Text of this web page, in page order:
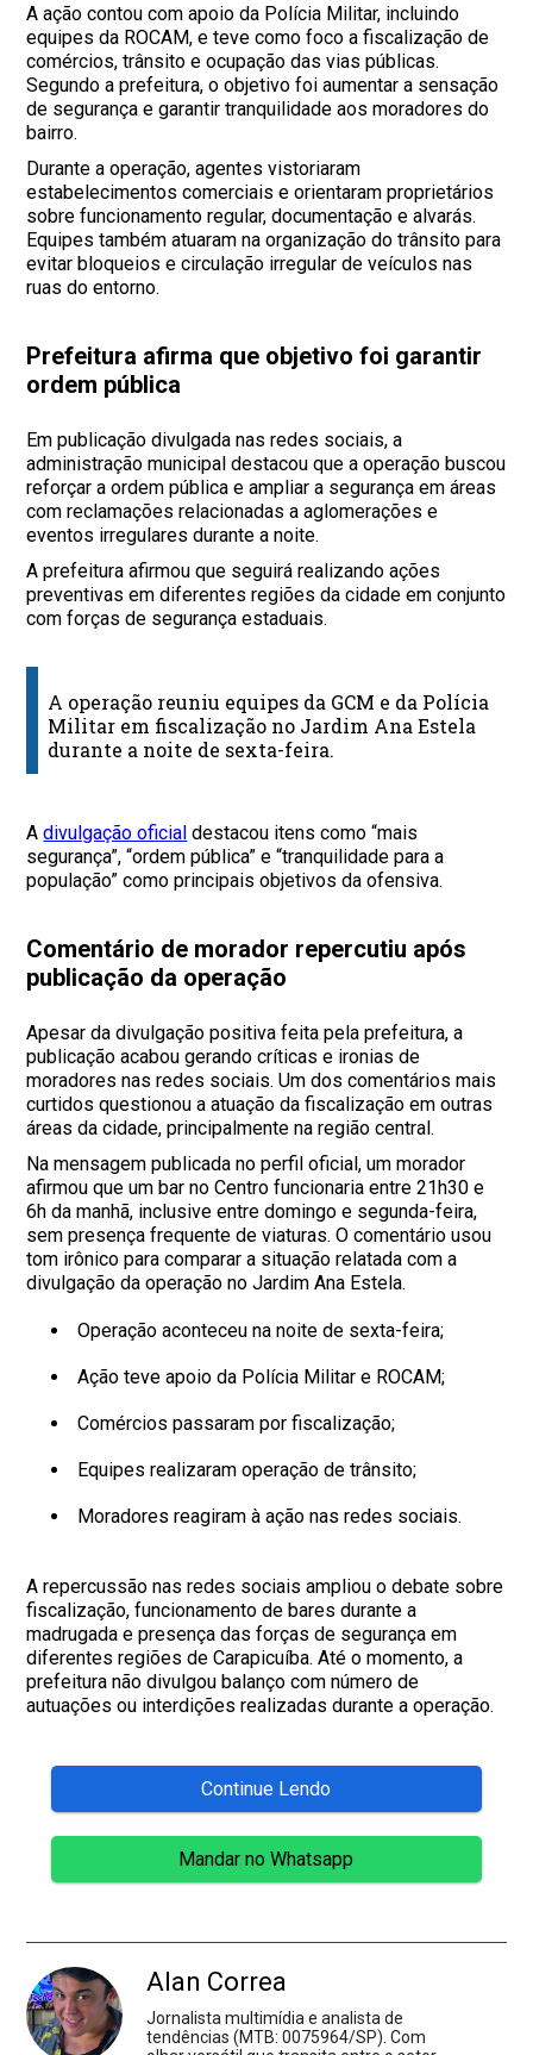
A ação contou com apoio da Polícia Militar, incluindo
equipes da ROCAM, e teve como foco a fiscalização de
comércios, trânsito e ocupação das vias públicas.
Segundo a prefeitura, o objetivo foi aumentar a sensação
de segurança e garantir tranquilidade aos moradores do
bairro.
Durante a operação, agentes vistoriaram
estabelecimentos comerciais e orientaram proprietários
sobre funcionamento regular, documentação e alvarás.
Equipes também atuaram na organização do trânsito para
evitar bloqueios e circulação irregular de veículos nas
ruas do entorno.
Prefeitura afirma que objetivo foi garantir
ordem pública
Em publicação divulgada nas redes sociais, a
administração municipal destacou que a operação buscou
reforçar a ordem pública e ampliar a segurança em áreas
com reclamações relacionadas a aglomerações e
eventos irregulares durante a noite.
A prefeitura afirmou que seguirá realizando ações
preventivas em diferentes regiões da cidade em conjunto
com forças de segurança estaduais.
A operação reuniu equipes da GCM e da Polícia
Militar em fiscalização no Jardim Ana Estela
durante a noite de sexta-feira.
Adivulgação oficial destacou itens como “mais
segurança”, “ordem pública” e “tranquilidade para a
população” como principais objetivos da ofensiva.
Comentário de morador repercutiu após
publicação da operação
Apesar da divulgação positiva feita pela prefeitura, a
publicação acabou gerando críticas e ironias de
moradores nas redes sociais. Um dos comentários mais
curtidos questionou a atuação da fiscalização em outras
áreas da cidade, principalmente na região central.
Na mensagem publicada no perfil oficial, um morador
afirmou que um bar no Centro funcionaria entre 21h30 e
6h da manhã, inclusive entre domingo e segunda-feira,
sem presença frequente de viaturas. O comentário usou
tom irônico para comparar a situação relatada com a
divulgação da operação no Jardim Ana Estela.
Operação aconteceu na noite de sexta-feira;
Ação teve apoio da Polícia Militar e ROCAM;
Comércios passaram por fiscalização;
Equipes realizaram operação de trânsito;
Moradores reagiram à ação nas redes sociais.
A repercussão nas redes sociais ampliou o debate sobre
fiscalização, funcionamento de bares durante a
madrugada e presença das forças de segurança em
diferentes regiões de Carapicuíba. Até o momento, a
prefeitura não divulgou balanço com número de
autuações ou interdições realizadas durante a operação.
Continue Lendo
Mandar no Whatsapp
Alan Correa
Jornalista multimídia e analista de
tendências (MTB: 0075964/SP). Com